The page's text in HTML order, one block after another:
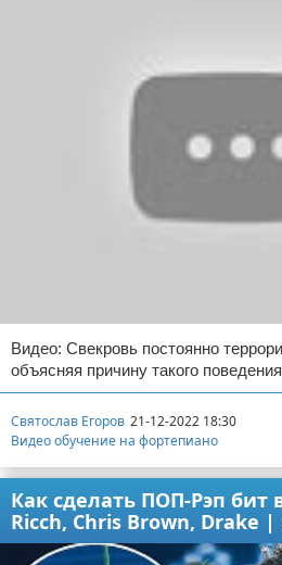
Видео: Свекровь постоянно
объясняя причину такого
Святослав Егоров 21-12-2022 18:30
Видео обучение на фортепиано
Как сделать ПОП-Рэп бит
Ricch, Chris Brown, Drake